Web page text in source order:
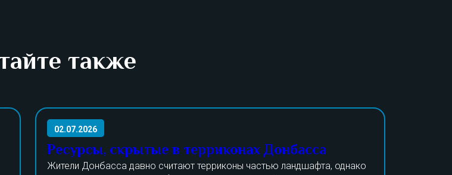
также
02.07.2026
Ресурсы, скрытые в терриконах Донбасса
Жители Донбасса давно считают терриконы частью ландшафта, однако